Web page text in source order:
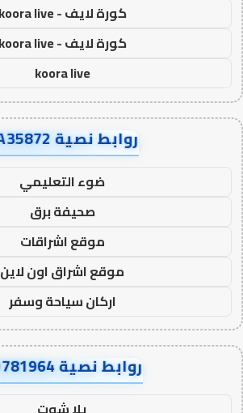
كورة لايف - koora live
كورة لايف - koora live
koora live
روابط نصية AA35872
ضوء التعليمي
صحيفة برق
موقع اشراقات
موقع اشراق اون لاين
اركان سياحة وسفر
روابط نصية FD781964